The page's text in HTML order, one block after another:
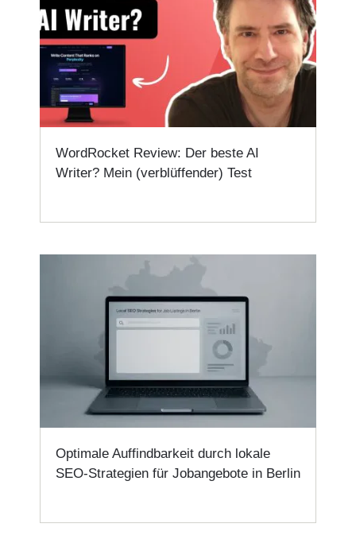
WordRocket Review: Der beste AI
Writer? Mein (verblüffender) Test
Optimale Auffindbarkeit durch lokale
SEO-Strategien für Jobangebote in Berlin